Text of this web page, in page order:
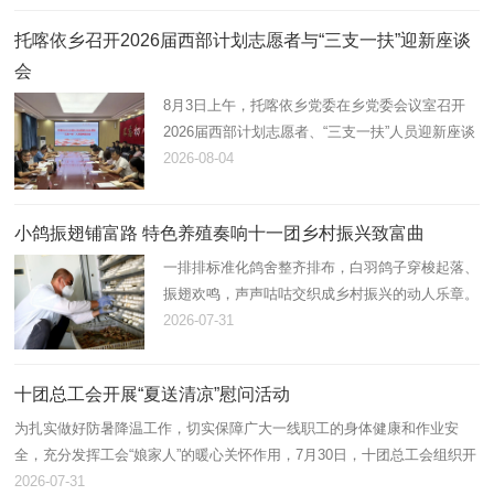
托喀依乡召开2026届西部计划志愿者与“三支一扶”迎新座谈
会
8月3日上午，托喀依乡党委在乡党委会议室召开
2026届西部计划志愿者、“三支一扶”人员迎新座谈
会。会议由乡党委副书记、纪委书记张茂祥主持，
2026-08-04
小鸽振翅铺富路 特色养殖奏响十一团乡村振兴致富曲
一排排标准化鸽舍整齐排布，白羽鸽子穿梭起落、
振翅欢鸣，声声咕咕交织成乡村振兴的动人乐章。
近年来，十一团立足资源优势，以“合作社+连队
2026-07-31
十团总工会开展“夏送清凉”慰问活动
为扎实做好防暑降温工作，切实保障广大一线职工的身体健康和作业安
全，充分发挥工会“娘家人”的暖心关怀作用，7月30日，十团总工会组织开
展2026年“夏送清凉”慰问活动，为坚守高温岗位的劳动者送去防暑降温物
2026-07-31